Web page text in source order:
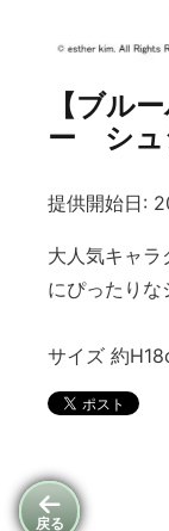
戻る
【ブル
ー シュ
提供開始日:
大人気キャラ
にぴったりな
サイズ 約